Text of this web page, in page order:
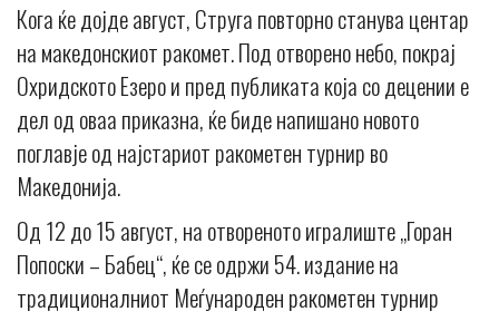
Кога ќе дојде август, Струга повторно станува центар
на македонскиот ракомет. Под отворено небо, покрај
Охридското Езеро и пред публиката која со децении е
дел од оваа приказна, ќе биде напишано новото
поглавје од најстариот ракометен турнир во
Македонија.
Од 12 до 15 август, на отвореното игралиште „Горан
Попоски – Бабец“, ќе се одржи 54. издание на
традиционалниот Меѓународен ракометен турнир